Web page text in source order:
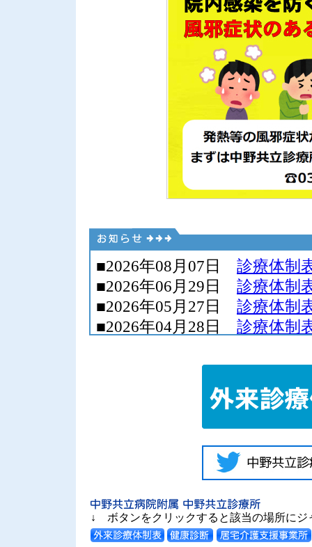
↓ ボタンをクリックすると該当の場所にジ